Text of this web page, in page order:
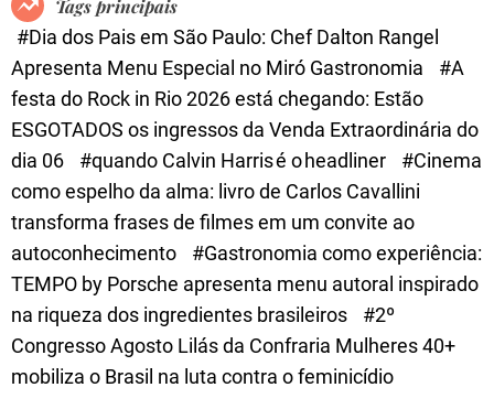
e
Tags principais
#Dia dos Pais em São Paulo: Chef Dalton Rangel
Apresenta Menu Especial no Miró Gastronomia
#A
festa do Rock in Rio 2026 está chegando: Estão
ESGOTADOS os ingressos da Venda Extraordinária do
dia 06
#quando Calvin Harris é o headliner
#Cinema
como espelho da alma: livro de Carlos Cavallini
transforma frases de filmes em um convite ao
autoconhecimento
#Gastronomia como experiência:
TEMPO by Porsche apresenta menu autoral inspirado
na riqueza dos ingredientes brasileiros
#2º
Congresso Agosto Lilás da Confraria Mulheres 40+
mobiliza o Brasil na luta contra o feminicídio